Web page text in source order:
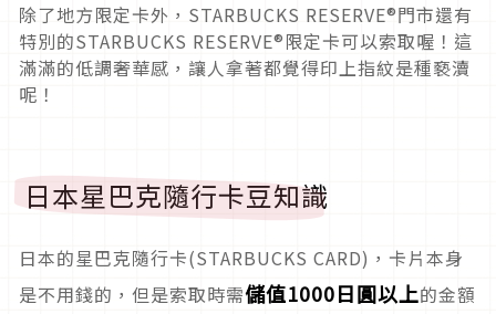
除了地方限定卡外，STARBUCKS RESERVE®門市還有
特別的STARBUCKS RESERVE®限定卡可以索取喔！這
滿滿的低調奢華感，讓人拿著都覺得印上指紋是種褻瀆
呢！
日本星巴克隨行卡豆知識
日本的星巴克隨行卡(STARBUCKS CARD)，卡片本身
是不用錢的，但是索取時需儲值1000日圓以上的金額